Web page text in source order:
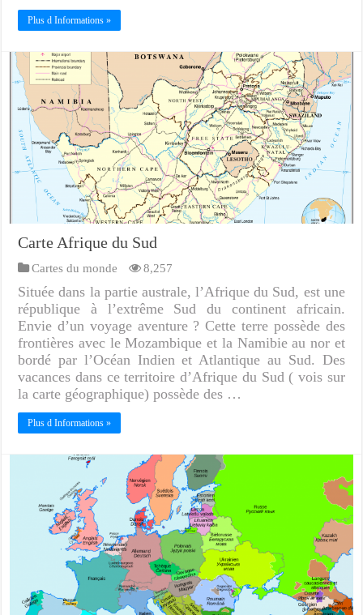
Plus d Informations »
Carte Afrique du Sud
Cartes du monde 8,257
Située dans la partie australe, l’Afrique du Sud, est une
république à l’extrême Sud du continent africain.
Envie d’un voyage aventure ? Cette terre possède des
frontières avec le Mozambique et la Namibie au nor et
bordé par l’Océan Indien et Atlantique au Sud. Des
vacances dans ce territoire d’Afrique du Sud ( vois sur
la carte géographique) possède des …
Plus d Informations »